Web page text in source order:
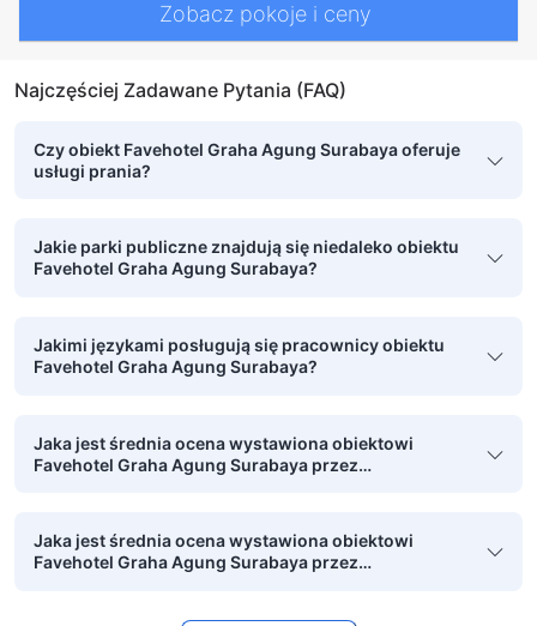
Zobacz pokoje i ceny
Najczęściej Zadawane Pytania (FAQ)
Czy obiekt Favehotel Graha Agung Surabaya oferuje
usługi prania?
Jakie parki publiczne znajdują się niedaleko obiektu
Favehotel Graha Agung Surabaya?
Jakimi językami posługują się pracownicy obiektu
Favehotel Graha Agung Surabaya?
Jaka jest średnia ocena wystawiona obiektowi
Favehotel Graha Agung Surabaya przez
Jaka jest średnia ocena wystawiona obiektowi
Favehotel Graha Agung Surabaya przez